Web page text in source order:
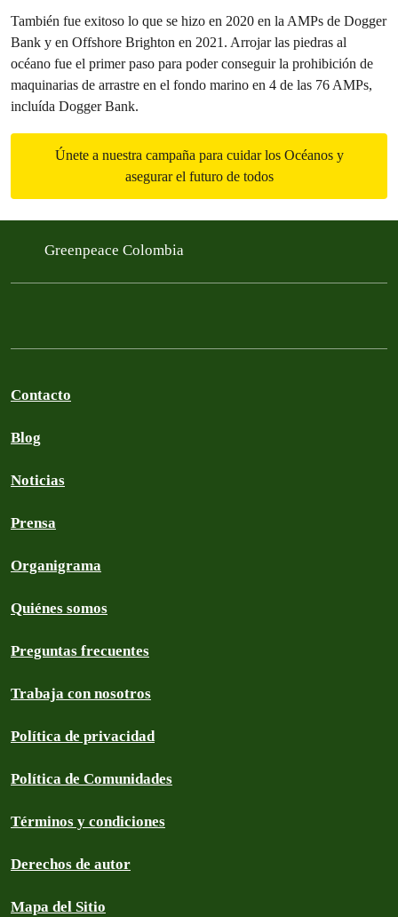
También fue exitoso lo que se hizo en 2020 en la AMPs de Dogger
Bank y en Offshore Brighton en 2021. Arrojar las piedras al
océano fue el primer paso para poder conseguir la prohibición de
maquinarias de arrastre en el fondo marino en 4 de las 76 AMPs,
incluída Dogger Bank.
Únete a nuestra campaña para cuidar los Océanos y
asegurar el futuro de todos
Greenpeace Colombia
Contacto
Blog
Noticias
Prensa
Organigrama
Quiénes somos
Preguntas frecuentes
Trabaja con nosotros
Política de privacidad
Política de Comunidades
Términos y condiciones
Derechos de autor
Mapa del Sitio